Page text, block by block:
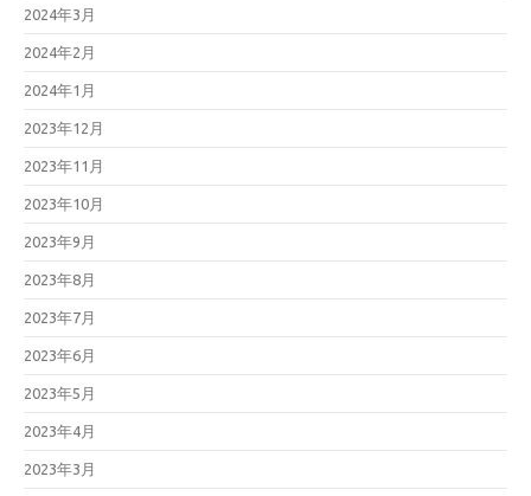
2024年3月
2024年2月
2024年1月
2023年12月
2023年11月
2023年10月
2023年9月
2023年8月
2023年7月
2023年6月
2023年5月
2023年4月
2023年3月